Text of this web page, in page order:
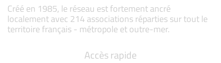
Créé en 1985, le réseau est fortement ancré
localement avec 214 associations réparties sur tout le
territoire français - métropole et outre-mer.
Accès rapide